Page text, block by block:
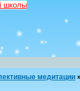
школы
медитации